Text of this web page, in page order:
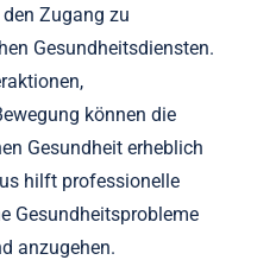
Zugang zu
Gesundheitsdiensten.
können die
Gesundheit erheblich
hilft professionelle
Gesundheitsprobleme
anzugehen.